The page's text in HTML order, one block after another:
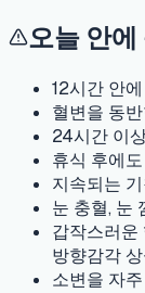
오늘 안
12시간 안
혈변을 동
24시간 이
휴식 후에
지속되는
눈 충혈, 눈
갑작스러운
방향감각
소변을 자